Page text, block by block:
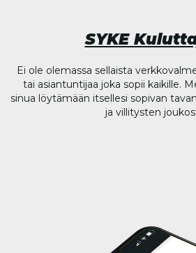
SYKE
Ei ole olemassa sellaista
tai asiantuntijaa joka sopii kaikille.
sinua löytämään itsellesi sopivan
ja villitysten